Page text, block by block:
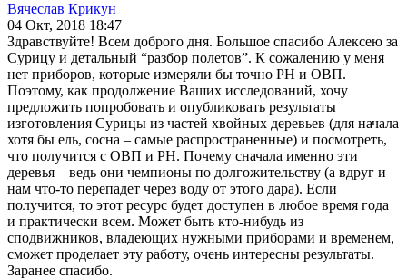
Вячеслав Крикун
04 Окт, 2018 18:47
Здравствуйте! Всем доброго дня. Большое спасибо Алексею за
Сурицу и детальный “разбор полетов”. К сожалению у меня
нет приборов, которые измеряли бы точно РН и ОВП.
Поэтому, как продолжение Ваших исследований, хочу
предложить попробовать и опубликовать результаты
изготовления Сурицы из частей хвойных деревьев (для начала
хотя бы ель, сосна – самые распространенные) и посмотреть,
что получится с ОВП и РН. Почему сначала именно эти
деревья – ведь они чемпионы по долгожительству (а вдруг и
нам что-то перепадет через воду от этого дара). Если
получится, то этот ресурс будет доступен в любое время года
и практически всем. Может быть кто-нибудь из
сподвижников, владеющих нужными приборами и временем,
сможет проделает эту работу, очень интересны результаты.
Заранее спасибо.